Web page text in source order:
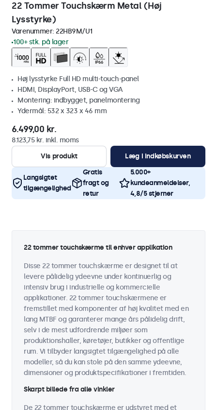
22 Tommer Touchskærm Metal (Høj
Lysstyrke)
Varenummer: 22HB9M/U1
100+ stk. på lager
Høj lysstyrke Full HD multi-touch-panel
HDMI, DisplayPort, USB-C og VGA
Montering: indbygget, panelmontering
Ydermål: 532 x 323 x 46 mm
6.499,00 kr.
8.123,75 kr. inkl. moms
Vis produkt
Læg i indkøbskurven
Langsigtet
tilgængelighed
Gratis
fragt og
retur
5.000+
kundeanmeldelser,
4,8/5 stjerner
22 tommer touchskærme til enhver applikation
Disse 22 tommer touchskærme er designet til at
levere pålidelig ydeevne under kontinuerlig og
intensiv brug i industrielle og kommercielle
applikationer. 22 tommer touchskærmene er
fremstillet med komponenter af høj kvalitet med en
lang MTBF og garanterer mange års pålidelig drift,
selv i de mest udfordrende miljøer som
produktionshaller, køretøjer, butikker og offentlige
rum. Vi tilbyder langsigtet tilgængelighed på alle
modeller, så du kan stole på den samme ydeevne,
dimensioner og produktspecifikationer i fremtiden.
Skarpt billede fra alle vinkler
De 22 tommer touchskærme er udstyret med et